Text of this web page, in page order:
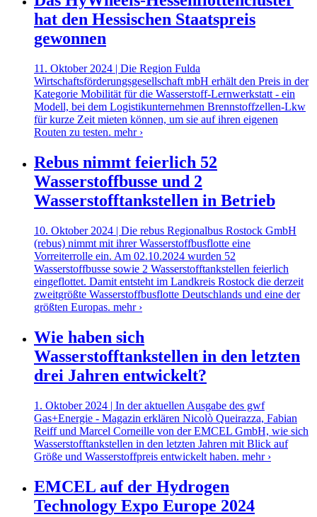
hat den Hessischen Staatspreis
gewonnen
11. Oktober 2024 | Die Region Fulda
Wirtschaftsförderungsgesellschaft mbH erhält den Preis in der
Kategorie Mobilität für die Wasserstoff-Lernwerkstatt - ein
Modell, bei dem Logistikunternehmen Brennstoffzellen-Lkw
für kurze Zeit mieten können, um sie auf ihren eigenen
Routen zu testen. mehr ›
Rebus nimmt feierlich 52
Wasserstoffbusse und 2
Wasserstofftankstellen in Betrieb
10. Oktober 2024 | Die rebus Regionalbus Rostock GmbH
(rebus) nimmt mit ihrer Wasserstoffbusflotte eine
Vorreiterrolle ein. Am 02.10.2024 wurden 52
Wasserstoffbusse sowie 2 Wasserstofftankstellen feierlich
eingeflottet. Damit entsteht im Landkreis Rostock die derzeit
zweitgrößte Wasserstoffbusflotte Deutschlands und eine der
größten Europas. mehr ›
Wie haben sich
Wasserstofftankstellen in den letzten
drei Jahren entwickelt?
1. Oktober 2024 | In der aktuellen Ausgabe des gwf
Gas+Energie - Magazin erklären Nicolò Queirazza, Fabian
Reiff und Marcel Corneille von der EMCEL GmbH, wie sich
Wasserstofftankstellen in den letzten Jahren mit Blick auf
Größe und Wasserstoffpreis entwickelt haben. mehr ›
EMCEL auf der Hydrogen
Technology Expo Europe 2024